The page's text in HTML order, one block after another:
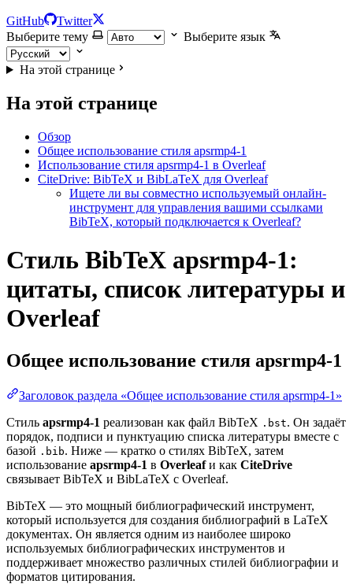
GitHub
Twitter
Выберите тему
Выберите язык
На этой странице
На этой странице
Обзор
Общее использование стиля apsrmp4-1
Использование стиля apsrmp4-1 в Overleaf
CiteDrive: BibTeX и BibLaTeX для Overleaf
Ищете ли вы совместно используемый онлайн-
инструмент для управления вашими ссылками
BibTeX, который подключается к Overleaf?
Стиль BibTeX apsrmp4-1:
цитаты, список литературы и
Overleaf
Общее использование стиля apsrmp4-1
Заголовок раздела «Общее использование стиля apsrmp4-1»
Стиль apsrmp4-1 реализован как файл BibTeX .bst. Он задаёт
порядок, подписи и пунктуацию списка литературы вместе с
базой .bib. Ниже — кратко о стилях BibTeX, затем
использование apsrmp4-1 в Overleafи как CiteDrive
связывает BibTeX и BibLaTeX с Overleaf.
BibTeX — это мощный библиографический инструмент,
который используется для создания библиографий в LaTeX
документах. Он является одним из наиболее широко
используемых библиографических инструментов и
поддерживает множество различных стилей библиографии и
форматов цитирования.